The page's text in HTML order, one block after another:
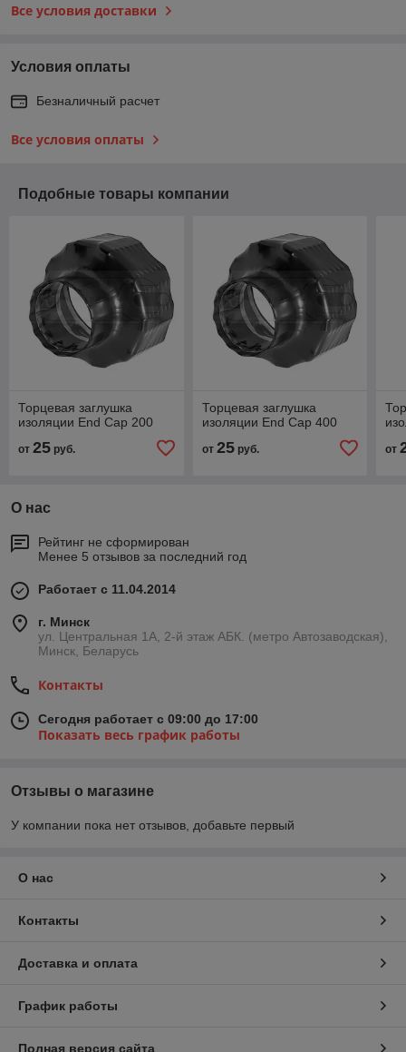
Все условия доставки
Условия оплаты
Безналичный расчет
Все условия оплаты
Подобные товары компании
Торцевая заглушка
изоляции End Cap 200
от 25 руб.
Торцевая заглушка
изоляции End Cap 400
от 25руб. от
О нас
Рейтинг не сформирован
Менее 5 отзывов за последний год
Работает с 11.04.2014
г. Минск
ул. Центральная 1А, 2-й этаж АБК. (метро Автозаводская),
Минск, Беларусь
Контакты
Сегодня работает с 09:00 до 17:00
Показать весь график работы
Отзывы о магазине
У компании пока нет отзывов, добавьте первый
О нас
Контакты
Доставка и оплата
График работы
Полная версия сайта